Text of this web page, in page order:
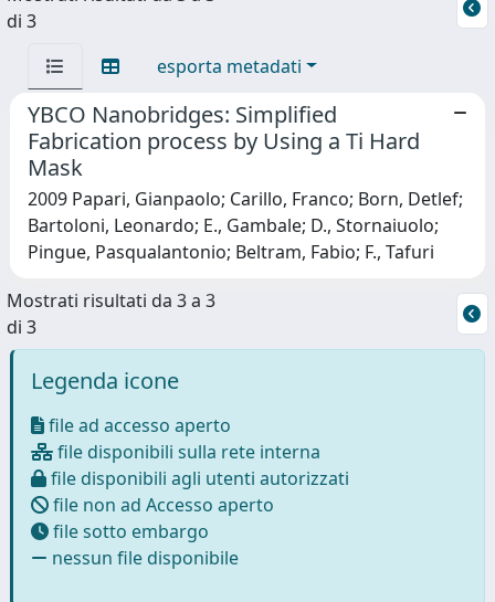
di 3
esporta metadati
YBCO Nanobridges: Simplified
Fabrication process by Using a Ti Hard
Mask
2009 Papari, Gianpaolo; Carillo, Franco; Born, Detlef;
Bartoloni, Leonardo; E., Gambale; D., Stornaiuolo;
Pingue, Pasqualantonio; Beltram, Fabio; F., Tafuri
Mostrati risultati da 3 a 3
di 3
Legenda icone
file ad accesso aperto
file disponibili sulla rete interna
file disponibili agli utenti autorizzati
file non ad Accesso aperto
file sotto embargo
nessun file disponibile